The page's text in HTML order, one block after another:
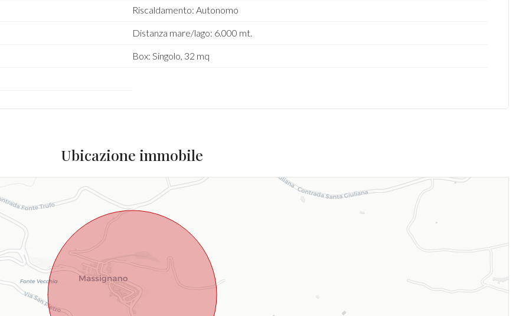
Riscaldamento: Autonomo
Distanza mare/lago: 6.000 mt.
Box: Singolo, 32 mq
Ubicazione immobile